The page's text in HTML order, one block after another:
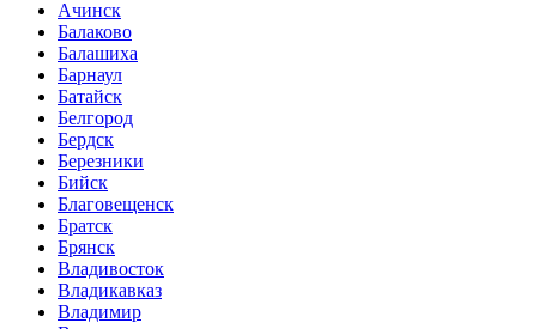
Ачинск
Балаково
Балашиха
Барнаул
Батайск
Белгород
Бердск
Березники
Бийск
Благовещенск
Братск
Брянск
Владивосток
Владикавказ
Владимир